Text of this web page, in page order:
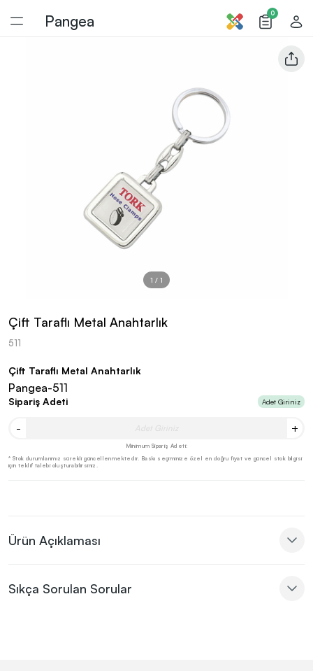
Pangea 0
Çift Taraflı Metal Anahtarlık
511
1 / 1
Çift Taraflı Metal Anahtarlık
Pangea-511
Sipariş Adeti Adet Giriniz
- +
Minimum Sipariş Adeti:
* Stok durumlarımız sürekli güncellenmektedir. Baskı seçiminize özel en doğru fiyat ve güncel stok bilgisi
için teklif talebi oluşturabilirsiniz.
Ürün Açıklaması
Sıkça Sorulan Sorular